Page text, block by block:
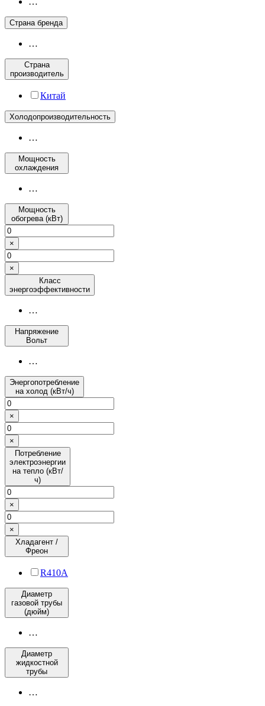
Страна бренда
…
Страна
производитель
Китай
Холодопроизводительность
…
Мощность
охлаждения
…
Мощность
обогрева (кВт)
×
×
Класс
энергоэффективности
…
Напряжение
Вольт
…
Энергопотребление
на холод (кВт/ч)
×
×
Потребление
электроэнергии
на тепло (кВт/
ч)
×
×
Хладагент /
Фреон
R410A
Диаметр
газовой трубы
(дюйм)
…
Диаметр
жидкостной
трубы
…